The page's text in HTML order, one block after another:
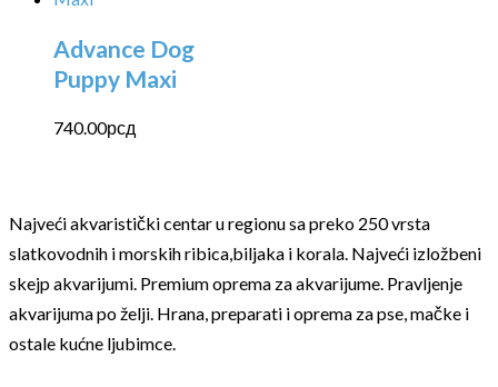
Advance Dog
Puppy Maxi
740.00рсд
Najveći akvaristički centar u regionu sa preko 250 vrsta
slatkovodnih i morskih ribica,biljaka i korala. Najveći izložbeni
skejp akvarijumi. Premium oprema za akvarijume. Pravljenje
akvarijuma po želji. Hrana, preparati i oprema za pse, mačke i
ostale kućne ljubimce.